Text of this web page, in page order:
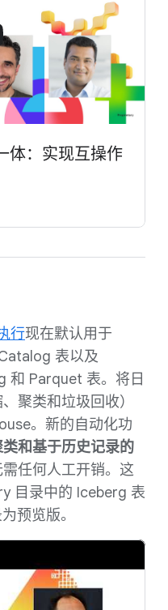
体：实现互操作
行现在默认用于
表以及
和 Parquet 表。将日
聚类和垃圾回收）
。新的自动化功
和基于历史记录的
任何人工开销。这
目录中的 Iceberg 表
预览版。